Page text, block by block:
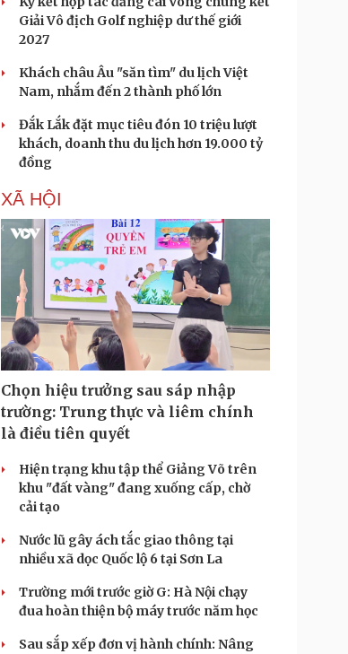
Giải Vô địch Golf nghiệp dư thế giới
2027
Khách châu Âu "săn tìm" du lịch Việt
Nam, nhắm đến 2 thành phố lớn
Đắk Lắk đặt mục tiêu đón 10 triệu lượt
khách, doanh thu du lịch hơn 19.000 tỷ
đồng
XÃ HỘI
Chọn hiệu trưởng sau sáp nhập
trường: Trung thực và liêm chính
là điều tiên quyết
Hiện trạng khu tập thể Giảng Võ trên
khu "đất vàng" đang xuống cấp, chờ
cải tạo
Nước lũ gây ách tắc giao thông tại
nhiều xã dọc Quốc lộ 6 tại Sơn La
Trường mới trước giờ G: Hà Nội chạy
đua hoàn thiện bộ máy trước năm học
Sau sắp xếp đơn vị hành chính: Nâng